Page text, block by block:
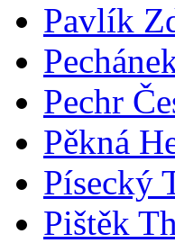
Pavlík
Pechr
Pěkná
Písecký
Pištěk